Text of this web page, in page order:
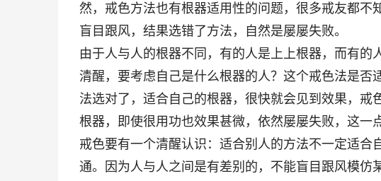
然，戒色方法也有根器适用性的问题，很多戒友都
盲目跟风，结果选错了方法，自然是屡屡失败。
由于人与人的根器不同，有的人是上上根器，而有
清醒，要考虑自己是什么根器的人？这个戒色法是
法选对了，适合自己的根器，很快就会见到效果，
根器，即使很用功也效果甚微，依然屡屡失败，这一
戒色要有一个清醒认识：适合别人的方法不一定适
通。因为人与人之间是有差别的，不能盲目跟风模仿